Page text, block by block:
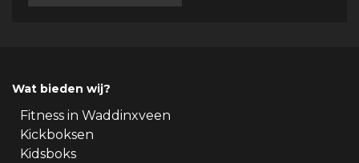
Wat bieden wij?
Fitness in Waddinxveen
Kickboksen
Kidsboks